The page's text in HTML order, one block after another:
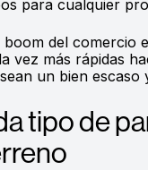
para cualquier
boom del comercio
vez más rápidas
un bien escaso
tipo de